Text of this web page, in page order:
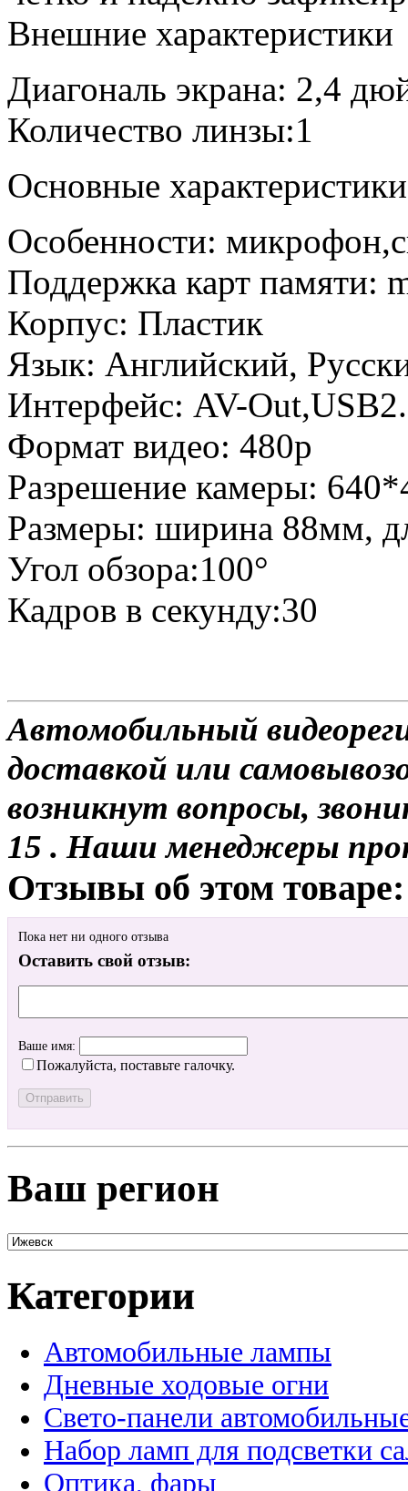
Внешние характеристики
Диагональ экрана: 2,4
Количество линзы:1
Основные характеристики
Особенности:
Поддержка карт памяти:
Корпус: Пластик
Язык: Английский,
Интерфейс: AV-
Формат видео: 480p
Разрешение камеры:
Размеры: ширина 88мм,
Угол обзора:100°
Кадров в секунду:30
Автомобильный
доставкой или
возникнут вопросы,
15 . Наши менеджеры
Отзывы об этом товаре:
Пока нет ни одного отзыва
Оставить свой отзыв:
Ваше имя:
Пожалуйста, поставьте галочку.
Ваш регион
Категории
Автомобильные лампы
Дневные ходовые огни
Свето-панели
Набор ламп для подсветки
Оптика, фары